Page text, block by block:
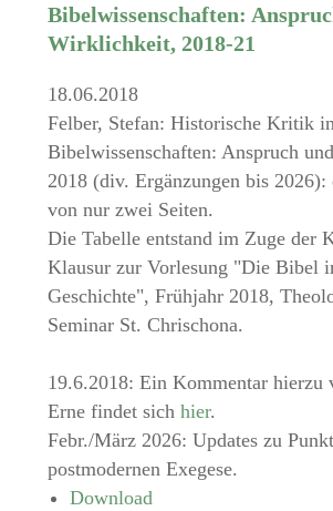
Bibelwissenschaften:
Wirklichkeit, 2018-21
18.06.2018
Felber, Stefan: Historische Kritik
Bibelwissenschaften: Anspruch
2018 (div. Ergänzungen bis 2026):
von nur zwei Seiten.
Die Tabelle entstand im Zuge der
Klausur zur Vorlesung "Die Bibel
Geschichte", Frühjahr 2018,
Seminar St. Chrischona.
19.6.2018: Ein Kommentar hierzu
Erne findet sich hier.
Febr./März 2026: Updates zu
postmodernen Exegese.
Download